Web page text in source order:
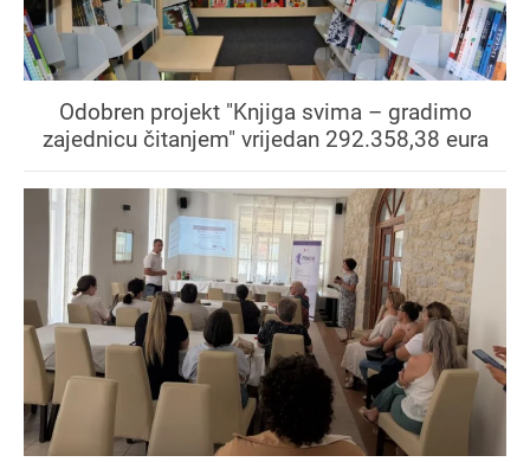
Odobren projekt "Knjiga svima – gradimo
zajednicu čitanjem" vrijedan 292.358,38 eura